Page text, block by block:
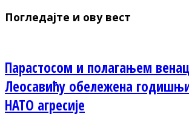
Погледајте и ову вест
Парастосом и полагањем
Леосавићу обележена
НАТО агресије